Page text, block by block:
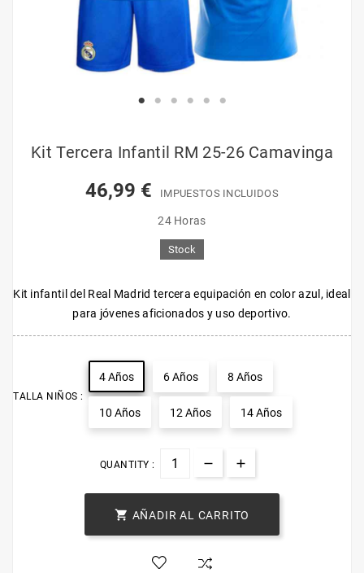
Kit Tercera Infantil RM 25-26 Camavinga
46,99 € IMPUESTOS INCLUIDOS
24 Horas
Stock
Kit infantil del Real Madrid tercera equipación en color azul, ideal
para jóvenes aficionados y uso deportivo.
TALLA NIÑOS :
4 Años 6 Años 8 Años
10 Años 12 Años 14 Años
QUANTITY :
 AÑADIR AL CARRITO